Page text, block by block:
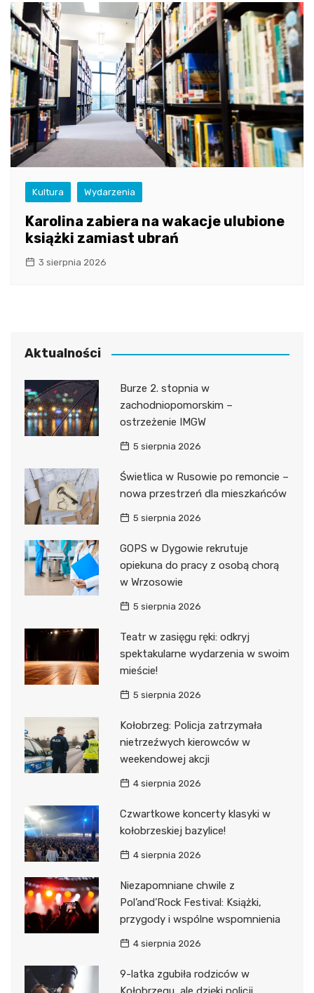
Kultura Wydarzenia
Karolina zabiera na wakacje ulubione
książki zamiast ubrań
3 sierpnia 2026
Aktualności
Burze 2. stopnia w
zachodniopomorskim –
ostrzeżenie IMGW
5 sierpnia 2026
Świetlica w Rusowie po remoncie –
nowa przestrzeń dla mieszkańców
5 sierpnia 2026
GOPS w Dygowie rekrutuje
opiekuna do pracy z osobą chorą
w Wrzosowie
5 sierpnia 2026
Teatr w zasięgu ręki: odkryj
spektakularne wydarzenia w swoim
mieście!
5 sierpnia 2026
Kołobrzeg: Policja zatrzymała
nietrzeźwych kierowców w
weekendowej akcji
4 sierpnia 2026
Czwartkowe koncerty klasyki w
kołobrzeskiej bazylice!
4 sierpnia 2026
Niezapomniane chwile z
Pol’and’Rock Festival: Książki,
przygody i wspólne wspomnienia
4 sierpnia 2026
9-latka zgubiła rodziców w